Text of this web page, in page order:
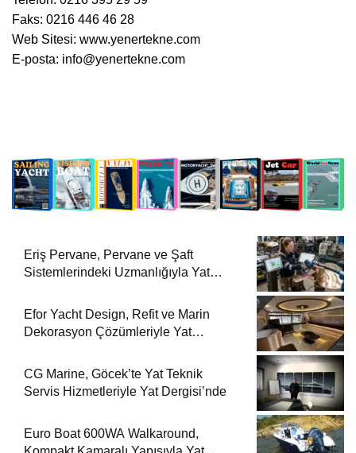
Faks: 0216 446 46 28
Web Sitesi: www.yenertekne.com
E-posta: info@yenertekne.com
Eriş Pervane, Pervane ve Şaft
Sistemlerindeki Uzmanlığıyla Yat
Efor Yacht Design, Refit ve Marin
Dekorasyon Çözümleriyle Yat
CG Marine, Göcek’te Yat Teknik
Servis Hizmetleriyle Yat Dergisi’nde
Euro Boat 600WA Walkaround,